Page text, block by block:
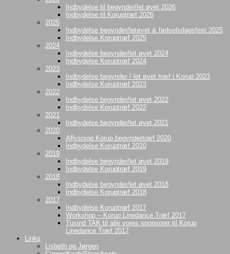
Indbydelse til begynder/let øvet 2026
Indbydelse til Koruptræf 2026
2025
Indbydelse begynder/letøvet & fødselsdagsfest 2025
Indbydelse Koruptræf 2025
2024
Indbydelse begynder/let øvet 2024
Indbydelse Koruptræf 2024
2023
Indbydelse begynder / let øvet træf i Korup 2023
Indbydelse Koruptræf 2023
2022
Indbydelse begynder/let øvet 2022
Indbydelse Koruptræf 2022
2021
Indbydelse begynder/let øvet 2021
2020
Aflysning Korup begyndertræf 2020
Indbydelse Koruptræf 2020
2019
Indbydelse begynder/let øvet 2019
Indbydelse Koruptræf 2019
2018
Indbydelse begynder/let øvet 2018
Indbydelse Koruptræf 2018
2017
Indbydelse Koruptræf 2017
Workshop – Korup Linedance Træf 2017
Tusind TAK til alle vores sponsorer til Korup
Linedance Træf 2017
Links
Lisbeth og Jørgen